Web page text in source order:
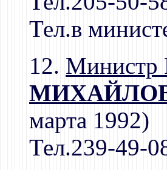
Тел.в
12. Министр
МИХАЙЛОВ
марта 1992)
Тел.239-49-